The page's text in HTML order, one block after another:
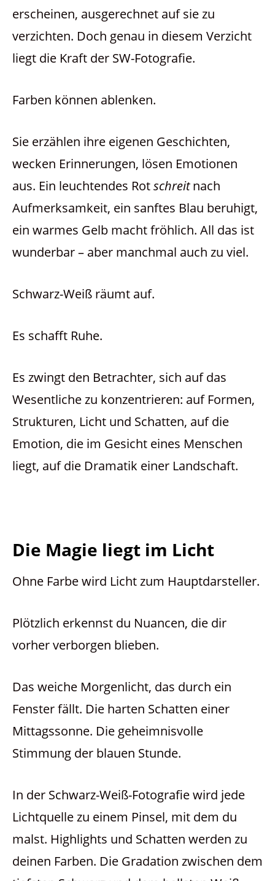
erscheinen, ausgerechnet auf sie zu
verzichten. Doch genau in diesem Verzicht
liegt die Kraft der SW-Fotografie.
Farben können ablenken.
Sie erzählen ihre eigenen Geschichten,
wecken Erinnerungen, lösen Emotionen
aus. Ein leuchtendes Rotschreitnach
Aufmerksamkeit, ein sanftes Blau beruhigt,
ein warmes Gelb macht fröhlich. All das ist
wunderbar – aber manchmal auch zu viel.
Schwarz-Weiß räumt auf.
Es schafft Ruhe.
Es zwingt den Betrachter, sich auf das
Wesentliche zu konzentrieren: auf Formen,
Strukturen, Licht und Schatten, auf die
Emotion, die im Gesicht eines Menschen
liegt, auf die Dramatik einer Landschaft.
Die Magie liegt im Licht
Ohne Farbe wird Licht zum Hauptdarsteller.
Plötzlich erkennst du Nuancen, die dir
vorher verborgen blieben.
Das weiche Morgenlicht, das durch ein
Fenster fällt. Die harten Schatten einer
Mittagssonne. Die geheimnisvolle
Stimmung der blauen Stunde.
In der Schwarz-Weiß-Fotografie wird jede
Lichtquelle zu einem Pinsel, mit dem du
malst. Highlights und Schatten werden zu
deinen Farben. Die Gradation zwischen dem